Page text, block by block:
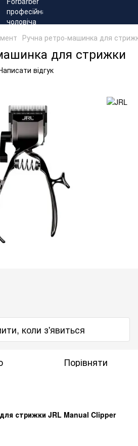
Ручна ретро-машинка для
для стрижки
відгук
коли з'явиться
Порівняти
стрижки JRL Manual Clipper